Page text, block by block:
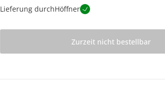
Lieferung durchHöffner
Zurzeit nicht bestellbar